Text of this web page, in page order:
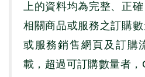
上的資料均為完整、正
相關商品或服務之訂購
或服務銷售網頁及訂購
載，超過可訂購數量者，